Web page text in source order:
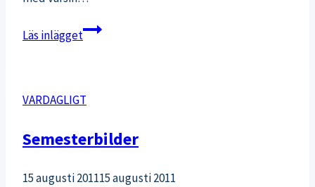
Läs inläggetSkön
VARDAGLIGT
Semesterbilder
15 augusti 201115 augusti 2011